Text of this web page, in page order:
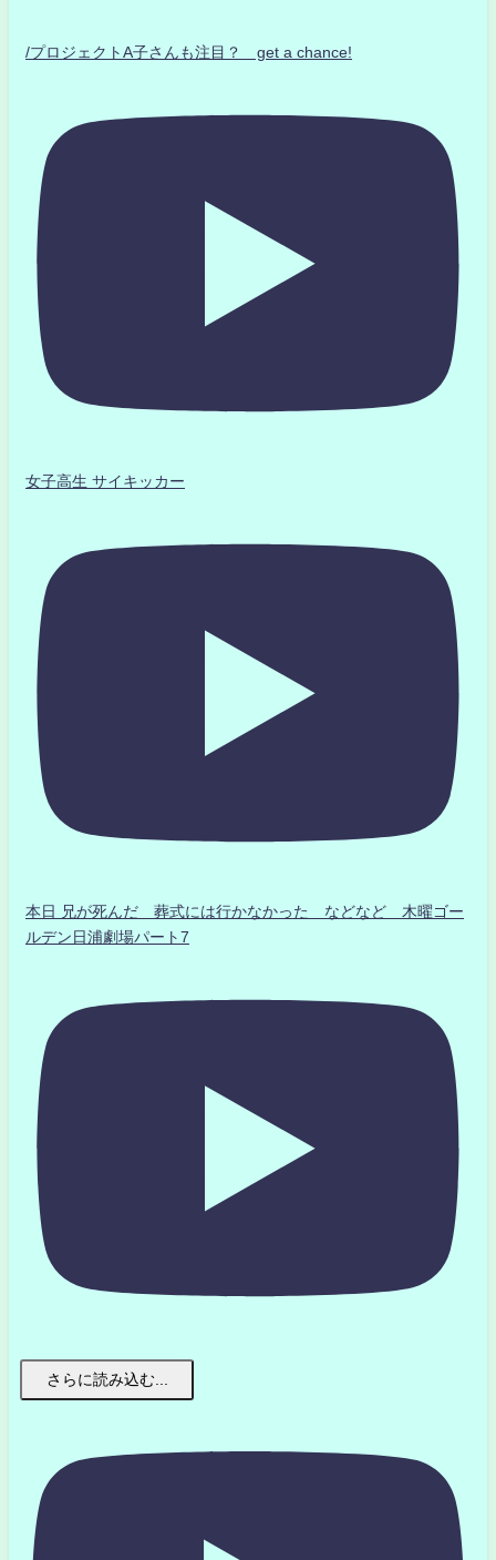
/プロジェクトA子さんも注目？ get a chance!
女子高生 サイキッカー
本日 兄が死んだ 葬式には行かなかった などなど 木曜ゴー
ルデン日浦劇場パート7
さらに読み込む...